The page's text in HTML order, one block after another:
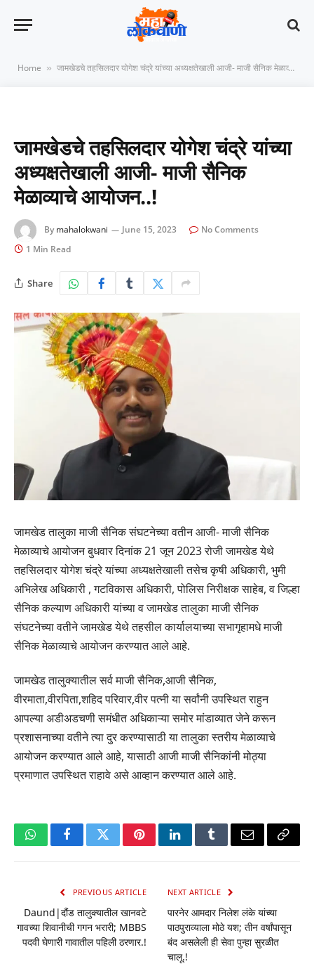
Home » जामखेडचे तहसिलदार योगेश चंद्रे यांच्या अध्यक्षतेखाली आजी- माजी सैनिक मेळाव्याचे आयोजन..!
जामखेडचे तहसिलदार योगेश चंद्रे यांच्या
अध्यक्षतेखाली आजी- माजी सैनिक
मेळाव्याचे आयोजन..!
By mahalokwani June 15, 2023
No Comments
1 Min Read
Share
जामखेड तालुका माजी सैनिक संघटनेच्या वतीन आजी- माजी सैनिक
मेळाव्याचे आयोजन बुधवार दिनांक 21 जून 2023 रोजी जामखेड येथे
तहसिलदार योगेश चंद्रे यांच्या अध्यक्षतेखाली तसेच कृषी अधिकारी, भुमी
अभिलेख अधिकारी , गटविकास अधिकारी, पोलिस निरीक्षक साहेब, व जिल्हा
सैनिक कल्याण अधिकारी यांच्या व जामखेड तालुका माजी सैनिक
संघटनेच्या वतीने जामखेड येथे तहसील कार्यालयाच्या सभागृहामधे माजी
सैनिक मेळाव्याचे आयोजन करण्यात आले आहे.
जामखेड तालुक्यातील सर्व माजी सैनिक,आजी सैनिक,
वीरमाता,वीरपिता,शहिद परिवार,वीर पत्नी या सर्वांनी उपस्थित राहुन
आपल्या अडीअडचणी समंधीत अधिकाऱ्या समोर मांडाव्यात जेने करून
प्रशासनाच्या वतीने त्या दुर करण्यासाठी या तालुका स्तरीय मेळाव्याचे
आयोजन करण्यात आले आहे, यासाठी आजी माजी सैनिकांनी मोठ्या
प्रमाणात उपस्थित राहावे असे आव्हान करण्यात आले आहे.
WhatsAppFacebookTwitterPinterestLinkedInTumblrEmail Copy
PREVIOUS ARTICLE
Daund|दौंड तालुक्यातील खानवटे
गावच्या शिवानीची गगन भरारी; MBBS
पदवी घेणारी गावातील पहिली ठरणार.!
NEXT ARTICLE
पारनेर आमदार निलेश लंके यांच्या
पाठपुराव्याला मोठे यश; तीन वर्षांपासून
बंद असलेली ही सेवा पुन्हा सुरळीत
चालू.!